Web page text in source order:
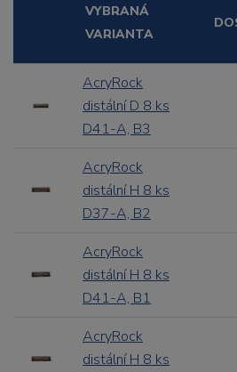
VYBRANÁ
VARIANTA
AcryRock
distální D 8 ks
D41-A, B3
AcryRock
distální H 8 ks
D37-A, B2
AcryRock
distální H 8 ks
D41-A, B1
AcryRock
distální H 8 ks